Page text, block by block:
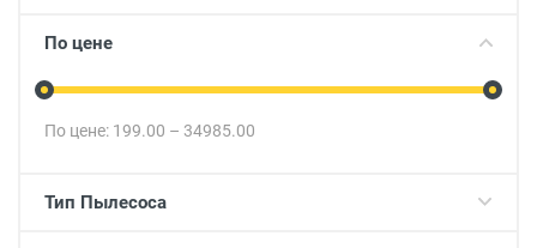
По цене
По цене: 199.00 – 34985.00
Тип Пылесоса